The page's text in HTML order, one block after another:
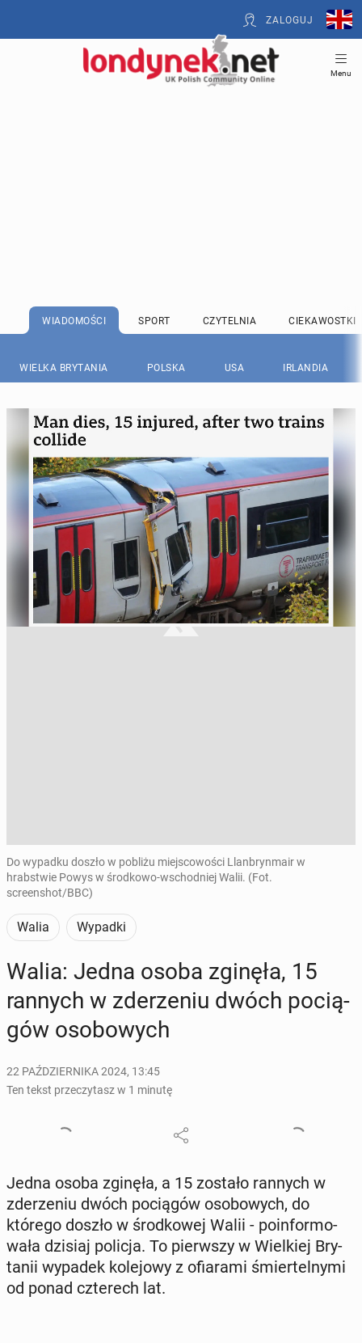
ZALOGUJ
Menu
WIADOMOŚCI SPORT CZYTELNIA CIEKAWOSTKI
WIELKA BRYTANIA POLSKA USA IRLANDIA
Do wypadku doszło w pobliżu miejscowości Llanbrynmair w
hrabstwie Powys w środkowo-wschodniej Walii. (Fot.
screenshot/BBC)
Walia Wypadki
Walia: Jedna osoba zginęła, 15
rannych w zde­rze­niu dwóch po­cią­
gów oso­bo­wych
22 PAŹDZIERNIKA 2024, 13:45
Ten tekst przeczytasz w 1 minutę
Jedna osoba zginęła, a 15 zostało rannych w
zde­rze­niu dwóch po­cią­gów oso­bo­wych, do
którego doszło w środ­ko­wej Walii - po­in­for­mo­
wa­ła dzisiaj policja. To pierw­szy w Wiel­kiej Bry­
ta­nii wypadek ko­le­jo­wy z ofia­ra­mi śmier­tel­ny­mi
od ponad czte­rech lat.